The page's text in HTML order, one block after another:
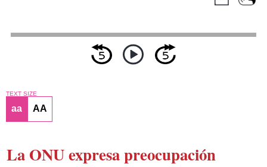
TEXT SIZE
aa AA
La ONU expresa preocupación